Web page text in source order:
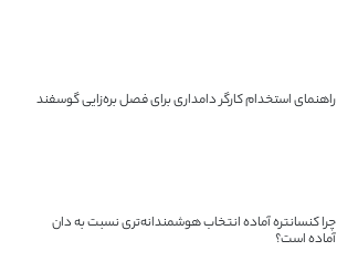
راهنمای استخدام کارگر دامداری برای فصل بره‌زایی گوسفند
چرا کنسانتره آماده انتخاب هوشمندانه‌تری نسبت به دان
آماده است؟